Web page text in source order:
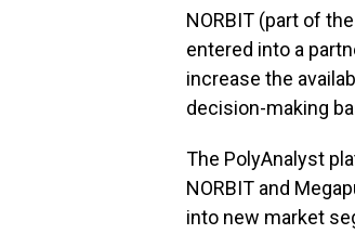
NORBIT (part of
entered into a
increase the
decision-making
The PolyAnalyst
NORBIT and
into new market